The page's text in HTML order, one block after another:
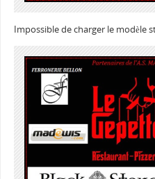
Impossible de charger le modèle